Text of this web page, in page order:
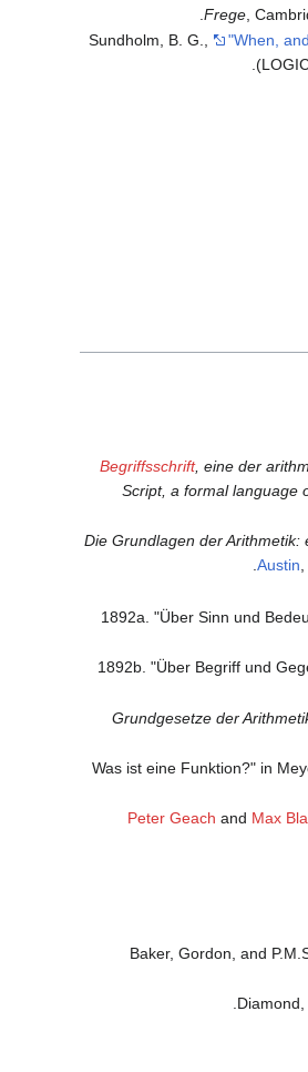
Frege ,
Sundholm, B. G., "When,
Begriffsschrift, eine der
Script, a formal language
Die Grundlagen der
Austin
1892a. "Über Sinn und
1892b. "Über Begriff und
Grundgesetze der
Peter Geach and Max
Baker, Gordon, and
Diamond,